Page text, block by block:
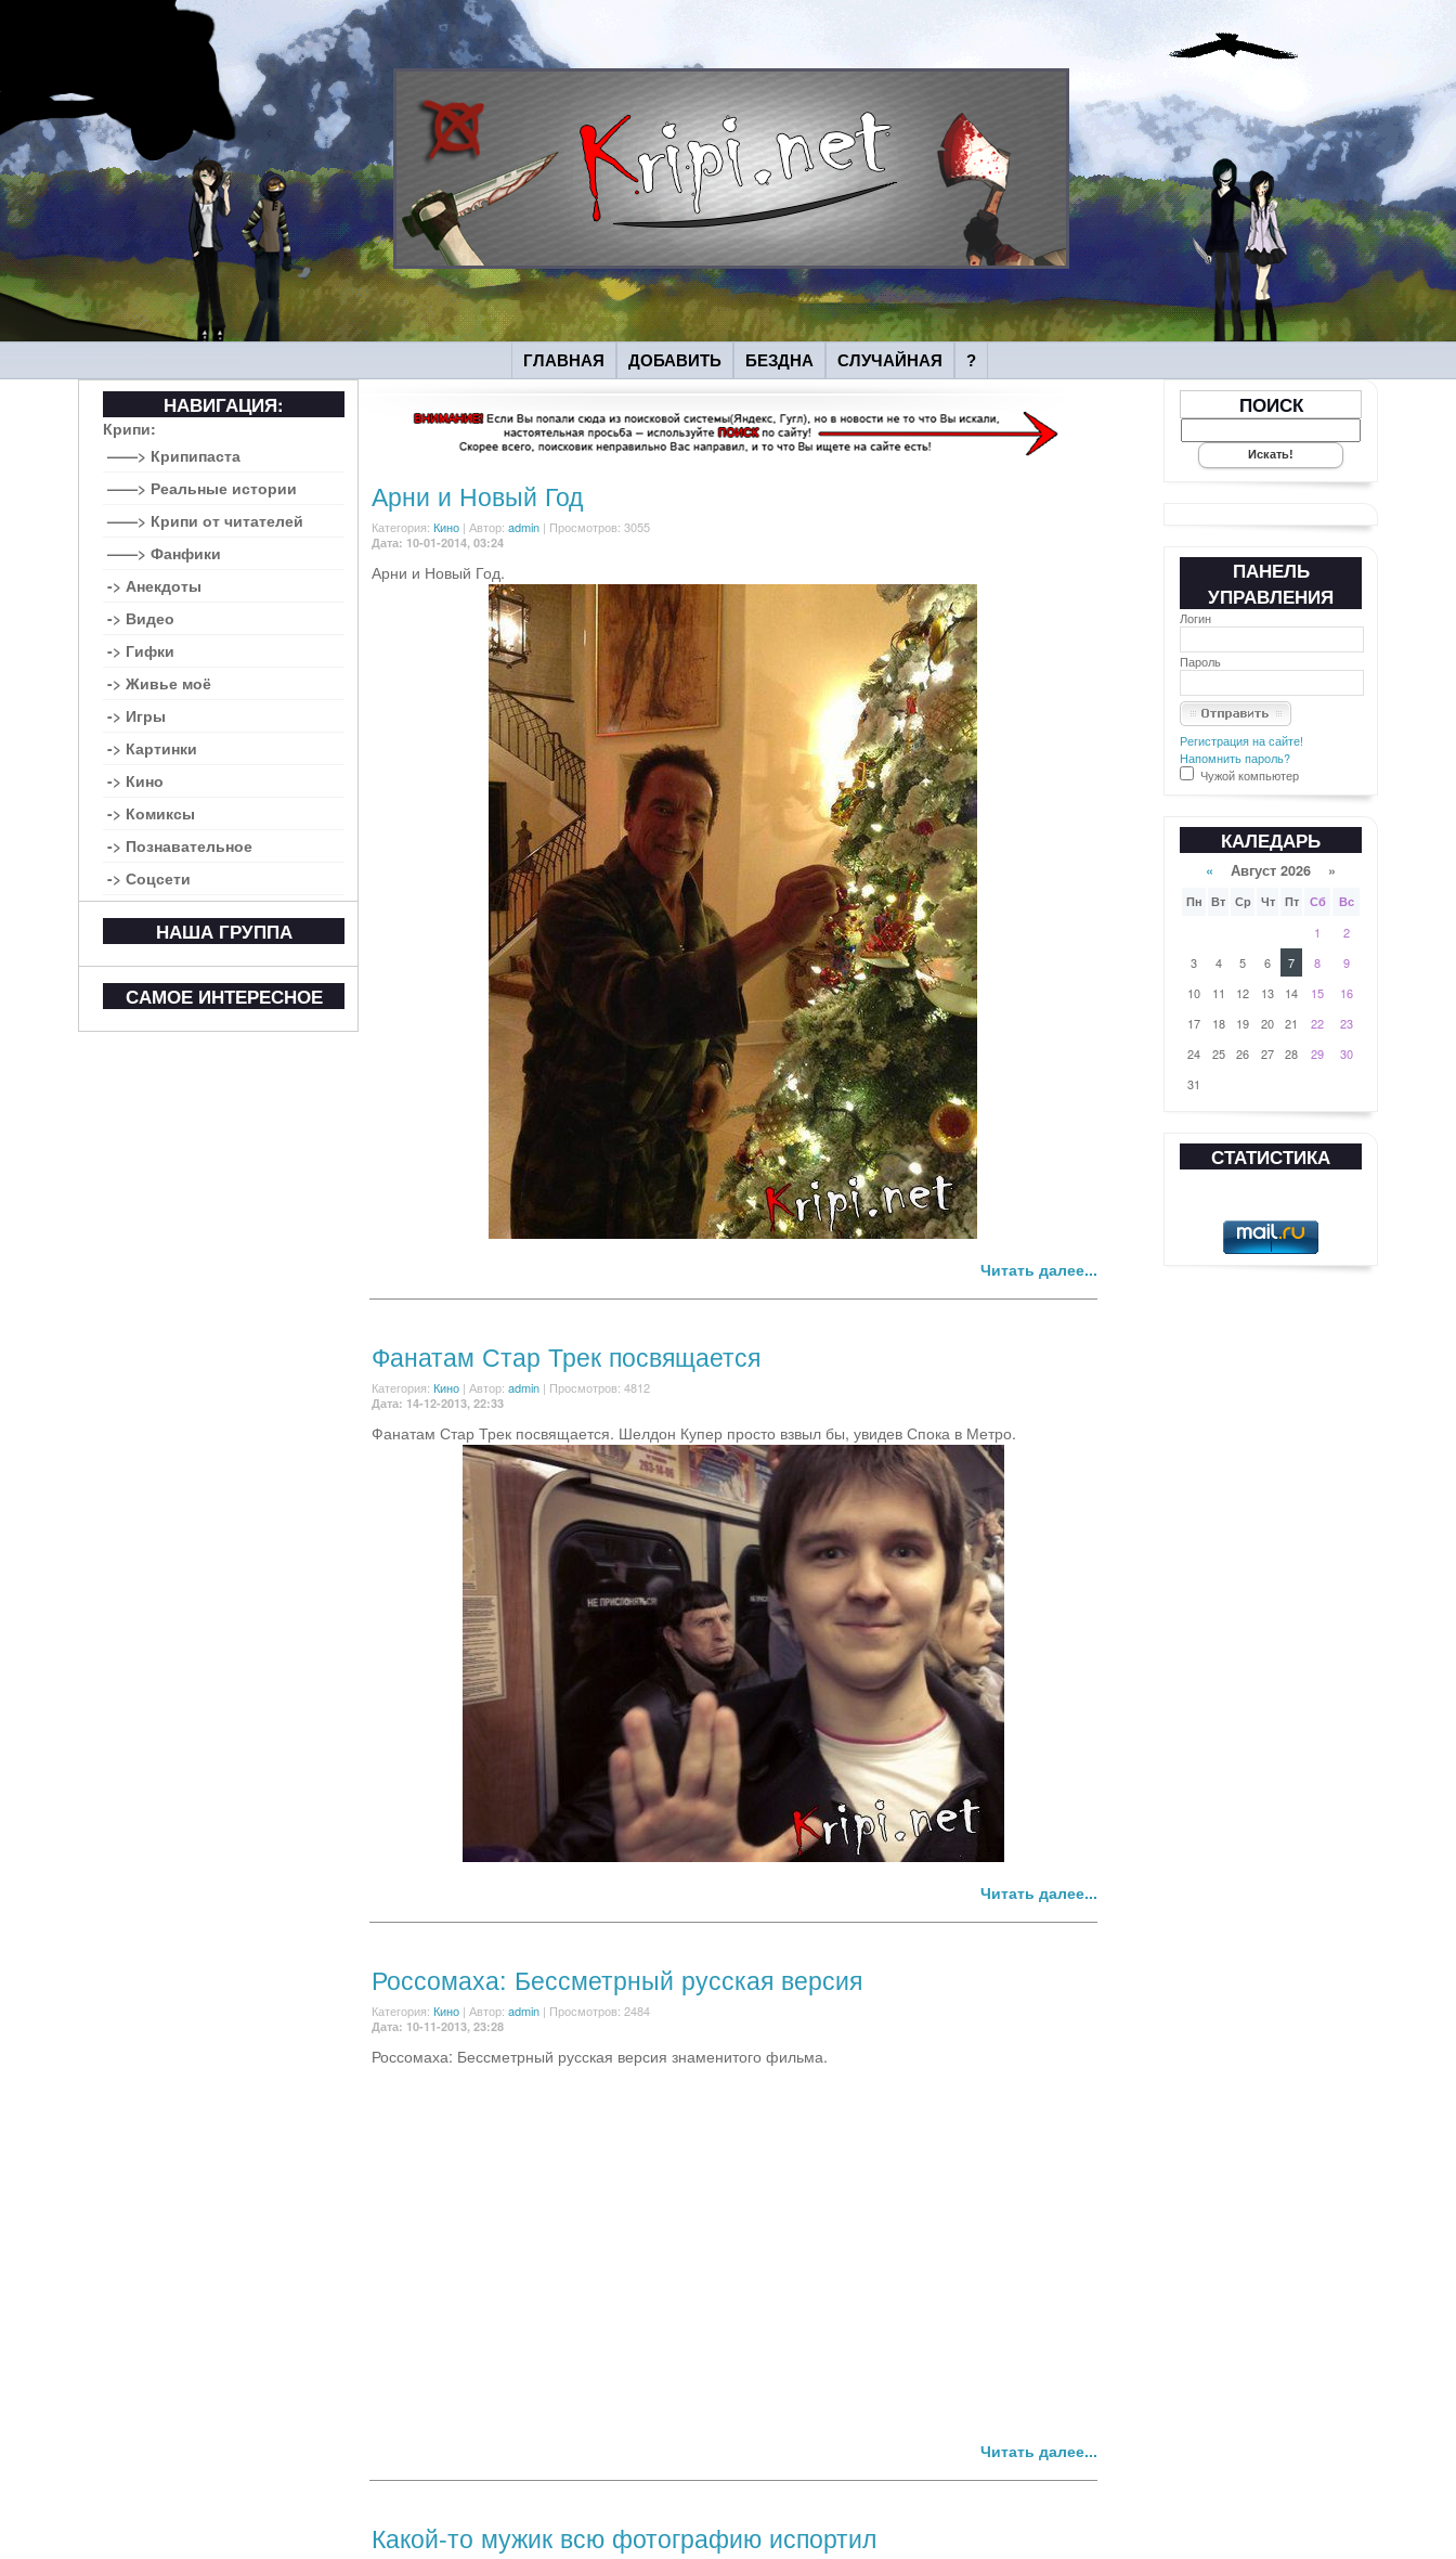
ГЛАВНАЯ ДОБАВИТЬ БЕЗДНА СЛУЧАЙНАЯ ?
Арни и Новый Год
Категория: Кино| Автор: admin| Просмотров: 3055
Дата: 10-01-2014, 03:24
Арни и Новый Год.
Читать далее...
Фанатам Стар Трек посвящается
Категория: Кино| Автор: admin| Просмотров: 4812
Дата: 14-12-2013, 22:33
Фанатам Стар Трек посвящается. Шелдон Купер просто взвыл бы, увидев Спока в Метро.
Читать далее...
Россомаха: Бессметрный русская версия
Категория: Кино| Автор: admin| Просмотров: 2484
Дата: 10-11-2013, 23:28
Россомаха: Бессметрный русская версия знаменитого фильма.
Читать далее...
Какой-то мужик всю фотографию испортил
НАВИГАЦИЯ:
Крипи:
——> Крипипаста
——> Реальные истории
——> Крипи от читателей
——> Фанфики
-> Анекдоты
-> Видео
-> Гифки
-> Живье моё
-> Игры
-> Картинки
-> Кино
-> Комиксы
-> Познавательное
-> Соцсети
НАША ГРУППА
САМОЕ ИНТЕРЕСНОЕ
ПОИСК
ПАНЕЛЬ
УПРАВЛЕНИЯ
Логин
Пароль
Регистрация на сайте!
Напомнить пароль?
Чужой компьютер
КАЛЕДАРЬ
« Август 2026 »
Пн Вт Ср Чт Пт Сб Вс
1
2
3
4 5 6 7 8
9
10
11 12 13 14 15
16
17
18 19 20 21 22
23
24
25 26 27 28 29
30
31
СТАТИСТИКА